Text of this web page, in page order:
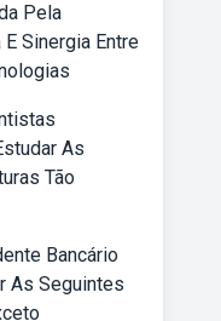
Pela
Sinergia Entre
As
Tão
Bancário
As Seguintes